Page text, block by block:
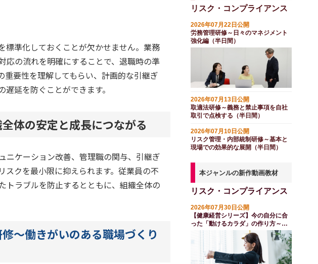
標準化しておくことが欠かせません。業務
応の流れを明確にすることで、退職時の準
要性を理解してもらい、計画的な引継ぎ
延を防ぐことができます。
体の安定と成長につながる
ニケーション改善、管理職の関与、引継ぎ
クを最小限に抑えられます。従業員の不
トラブルを防止するとともに、組織全体の
～働きがいのある職場づくり
リスク・コンプライアンス
2026年07月22日公開
労務管理研修～日々のマネジメント
強化編（半日間）
2026年07月13日公開
取適法研修～義務と禁止事項を自社
取引で点検する（半日間）
2026年07月10日公開
リスク管理・内部統制研修～基本と
現場での効果的な展開（半日間）
本ジャンルの新作動画教材
リスク・コンプライアンス
2026年07月30日公開
【健康経営シリーズ】今の自分に合
った「動けるカラダ」の作り方～フ
レイル対策